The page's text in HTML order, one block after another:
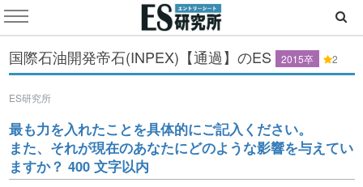
国際石油開発帝石(INPEX)【通過】のES 2015卒 2
ES研究所
最も力を入れたことを具体的にご記入ください。
また、それが現在のあなたにどのような影響を与えてい
ますか？ 400 文字以内